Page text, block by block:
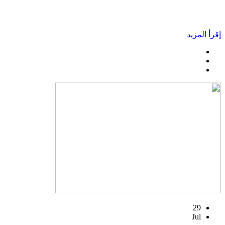
إقرأ المزيد
29
Jul